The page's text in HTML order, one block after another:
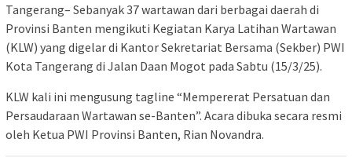
Tangerang– Sebanyak 37 wartawan dari berbagai daerah di
Provinsi Banten mengikuti Kegiatan Karya Latihan Wartawan
(KLW) yang digelar di Kantor Sekretariat Bersama (Sekber) PWI
Kota Tangerang di Jalan Daan Mogot pada Sabtu (15/3/25).
KLW kali ini mengusung tagline “Mempererat Persatuan dan
Persaudaraan Wartawan se-Banten”. Acara dibuka secara resmi
oleh Ketua PWI Provinsi Banten, Rian Novandra.